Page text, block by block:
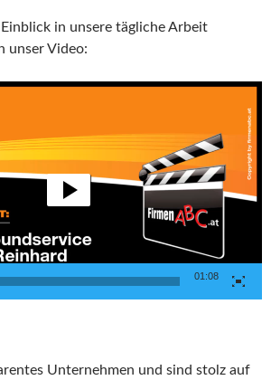
in unsere tägliche Arbeit
unser Video:
01:08
Unternehmen und sind stolz auf